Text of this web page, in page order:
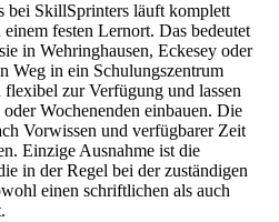
SkillSprinters läuft komplett
festen Lernort. Das bedeutet
in Wehringhausen, Eckesey oder
Weg in ein Schulungszentrum
zur Verfügung und lassen
Wochenenden einbauen. Die
Vorwissen und verfügbarer Zeit
Einzige Ausnahme ist die
in der Regel bei der zuständigen
einen schriftlichen als auch